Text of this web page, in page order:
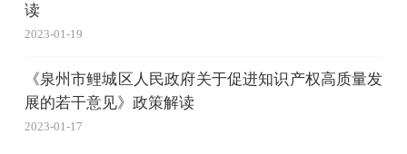
读
2023-01-19
《泉州市鲤城区人民政府关于促进知识产权高质量发
展的若干意见》政策解读
2023-01-17